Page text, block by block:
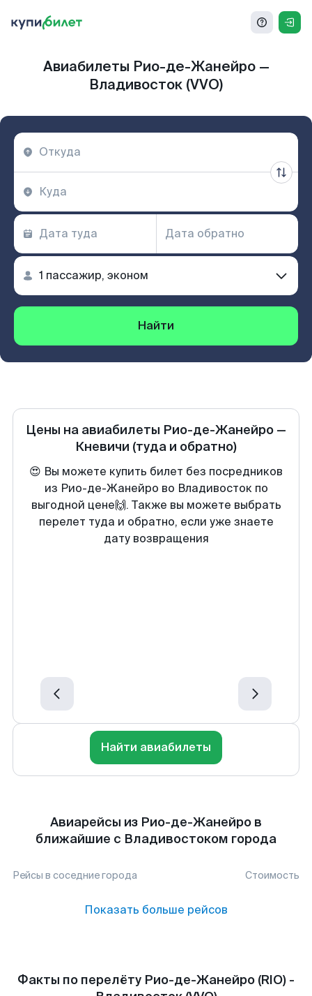
Авиабилеты Рио-де-Жанейро —
Владивосток (VVO)
Найти
Цены на авиабилеты Рио-де-Жанейро —
Кневичи (туда и обратно)
😍 Вы можете купить билет без посредников
из Рио-де-Жанейро во Владивосток по
выгодной цене🙌. Также вы можете выбрать
перелет туда и обратно, если уже знаете
дату возвращения
Найти авиабилеты
Авиарейсы из Рио-де-Жанейро в
ближайшие с Владивостоком города
Рейсы в соседние города Стоимость
Показать больше рейсов
Факты по перелёту Рио-де-Жанейро (RIO) -